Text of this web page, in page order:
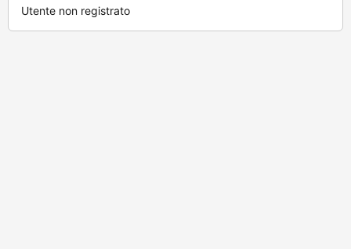
Utente non registrato